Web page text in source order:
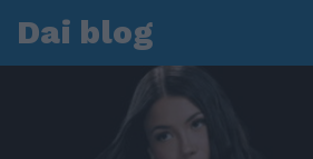
Dai blog